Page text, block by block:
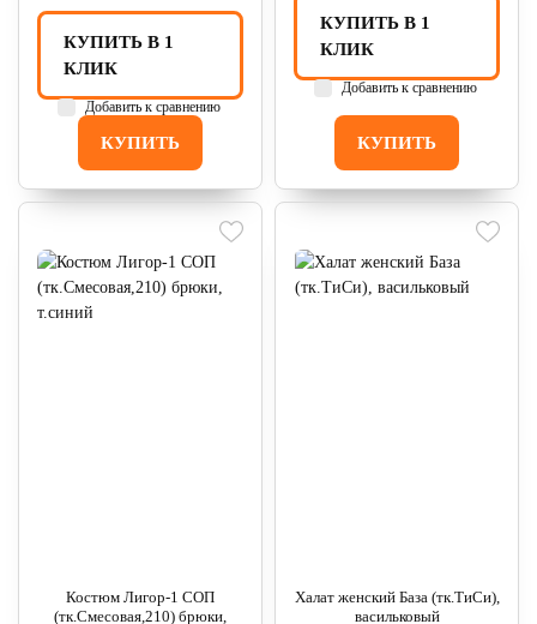
КУПИТЬ
КУПИТЬ В 1
КЛИК
Добавить к сравнению
КУПИТЬ
КУПИТЬ В 1
КЛИК
Добавить к сравнению
Костюм Лигор-1 СОП
(тк.Смесовая,210) брюки,
Халат женский База (тк.ТиСи),
васильковый